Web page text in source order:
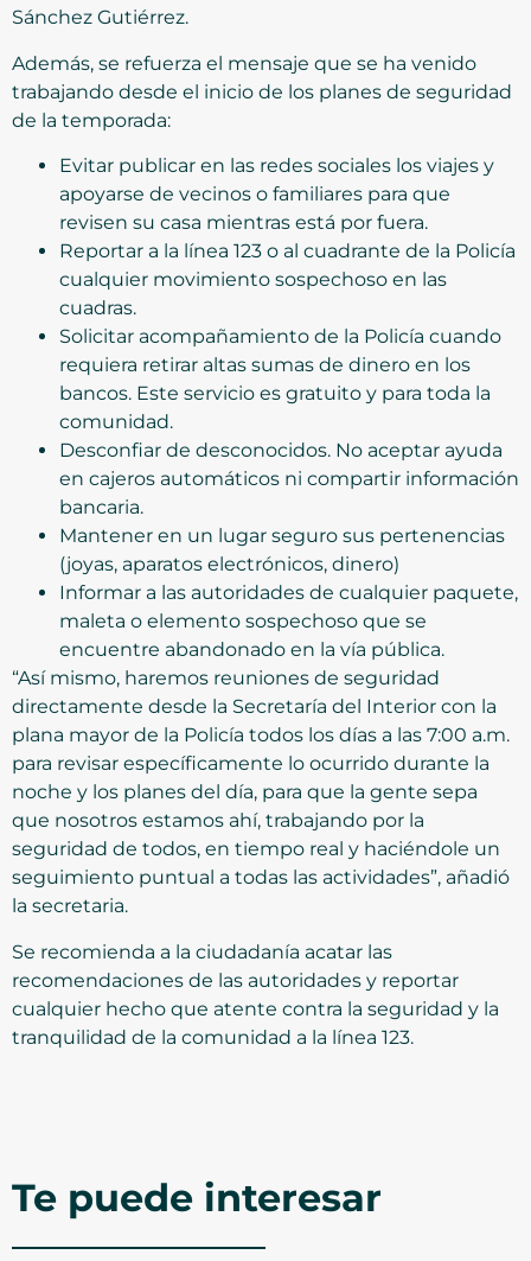
Sánchez Gutiérrez.
Además, se refuerza el mensaje que se ha venido
trabajando desde el inicio de los planes de seguridad
de la temporada:
Evitar publicar en las redes sociales los viajes y
apoyarse de vecinos o familiares para que
revisen su casa mientras está por fuera. ⁠
Reportar a la línea 123 o al cuadrante de la Policía
cualquier movimiento sospechoso en las
cuadras.
Solicitar acompañamiento de la Policía cuando
requiera retirar altas sumas de dinero en los
bancos. Este servicio es gratuito y para toda la
comunidad.
Desconfiar de desconocidos. No aceptar ayuda
en cajeros automáticos ni compartir información
bancaria.
Mantener en un lugar seguro sus pertenencias
(joyas, aparatos electrónicos, dinero)
Informar a las autoridades de cualquier paquete,
maleta o elemento sospechoso que se
encuentre abandonado en la vía pública.
“Así mismo, haremos reuniones de seguridad
directamente desde la Secretaría del Interior con la
plana mayor de la Policía todos los días a las 7:00 a.m.
para revisar específicamente lo ocurrido durante la
noche y los planes del día, para que la gente sepa
que nosotros estamos ahí, trabajando por la
seguridad de todos, en tiempo real y haciéndole un
seguimiento puntual a todas las actividades”, añadió
la secretaria.
Se recomienda a la ciudadanía acatar las
recomendaciones de las autoridades y reportar
cualquier hecho que atente contra la seguridad y la
tranquilidad de la comunidad a la línea 123.
Te puede interesar